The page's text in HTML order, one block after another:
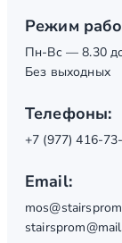
Режим
Пн-Вс — 8.30
Без выходных
Телефоны:
+7 (977) 416-
Email: